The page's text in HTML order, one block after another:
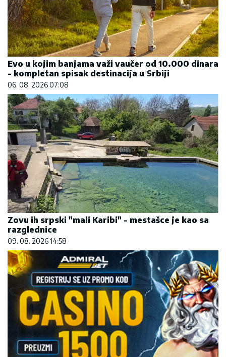
Evo u kojim banjama važi vaučer od 10.000 dinara
- kompletan spisak destinacija u Srbiji
06. 08. 2026 07:08
Zovu ih srpski "mali Karibi" - mestašce je kao sa
razglednice
09. 08. 2026 14:58